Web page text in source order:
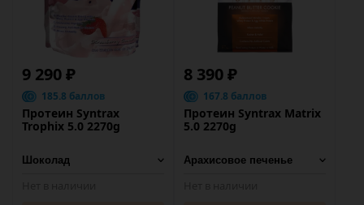
9 290 ₽
185.8 баллов
Протеин Syntrax
Trophix 5.0 2270g
8 390 ₽
167.8 баллов
Протеин Syntrax Matrix
5.0 2270g